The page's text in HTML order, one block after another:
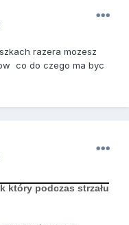
razera mozesz
co do czego ma byc
który podczas strzału